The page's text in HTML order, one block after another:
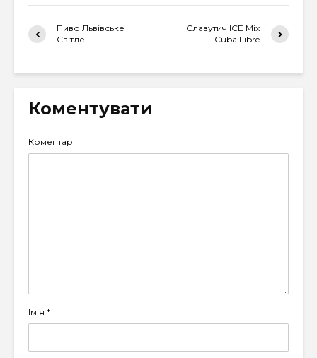
Пиво Львівське
Світле
Славутич ICE Mix
Cuba Libre
Коментувати
Коментар
Ім'я *